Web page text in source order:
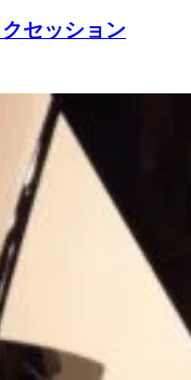
セッション